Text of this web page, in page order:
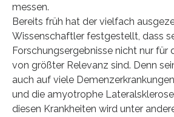
messen.
Bereits früh hat der vielfach
Wissenschaftler festgestellt, dass
Forschungsergebnisse nicht nur für
von größter Relevanz sind. Denn
auch auf viele
und die amyotrophe
diesen Krankheiten wird unter